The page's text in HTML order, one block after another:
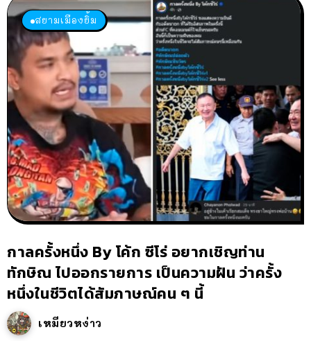
สยามเมืองยิ้ม
กาลครั้งหนึ่ง By โค้ก ซีโร่ อยากเชิญท่าน
ทักษิณ ไปออกรายการ เป็นความฝัน ว่าครั้ง
หนึ่งในชีวิตได้สัมภาษณ์คน ๆ นี้
เหมียวหง่าว